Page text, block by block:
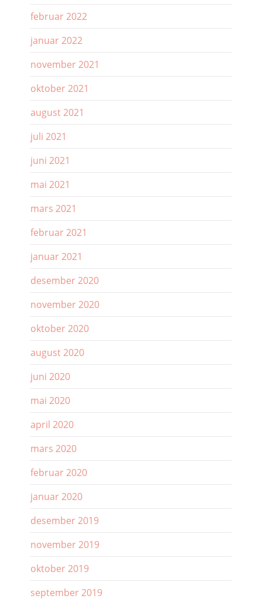
februar 2022
januar 2022
november 2021
oktober 2021
august 2021
juli 2021
juni 2021
mai 2021
mars 2021
februar 2021
januar 2021
desember 2020
november 2020
oktober 2020
august 2020
juni 2020
mai 2020
april 2020
mars 2020
februar 2020
januar 2020
desember 2019
november 2019
oktober 2019
september 2019